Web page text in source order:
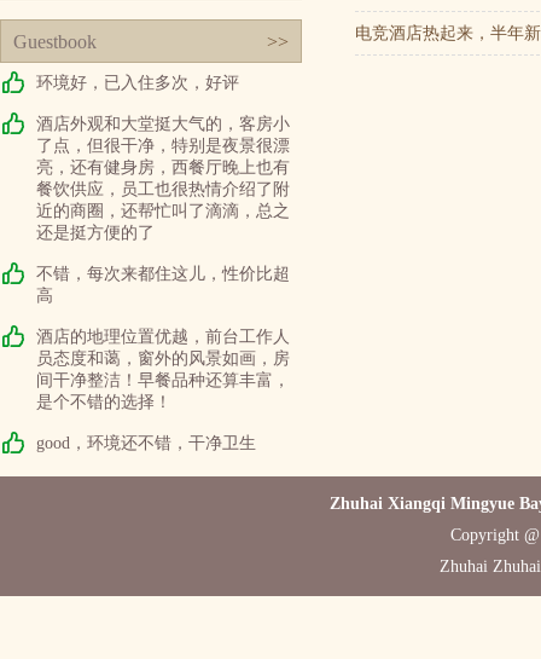
Guestbook >>
环境好，已入住多次，好评
酒店外观和大堂挺大气的，客房小
了点，但很干净，特别是夜景很漂
亮，还有健身房，西餐厅晚上也有
餐饮供应，员工也很热情介绍了附
近的商圈，还帮忙叫了滴滴，总之
还是挺方便的了
不错，每次来都住这儿，性价比超
高
酒店的地理位置优越，前台工作人
员态度和蔼，窗外的风景如画，房
间干净整洁！早餐品种还算丰富，
是个不错的选择！
good，环境还不错，干净卫生
电竞酒店热起来，半年
Zhuhai Xiangqi Mingyue
Copyright
Zhuhai